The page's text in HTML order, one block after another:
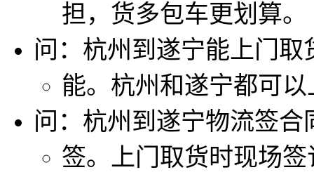
担，货多包车更划算。
问：杭州到遂宁能上门取
能。杭州和遂宁都可
问：杭州到遂宁物流签合
签。上门取货时现场